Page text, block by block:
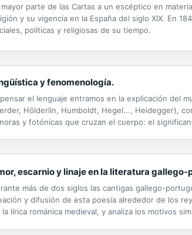
mayor parte de las Cartas a un escéptico en
y su vigencia en la España del siglo XIX. En
políticas y religiosas de su tiempo.
y fenomenología.
el lenguaje entramos en la explicación del
Hölderlin, Humboldt, Hegel..., Heidegger),
y fotónicas que cruzan el cuerpo: el
escarnio y linaje en la literatura gallego-
más de dos siglos las cantigas gallego-
y difusión de esta poesía alrededor de los
la lírica románica medieval, y analiza los motivos